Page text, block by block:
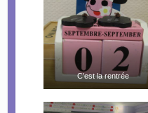
C’est la rentrée